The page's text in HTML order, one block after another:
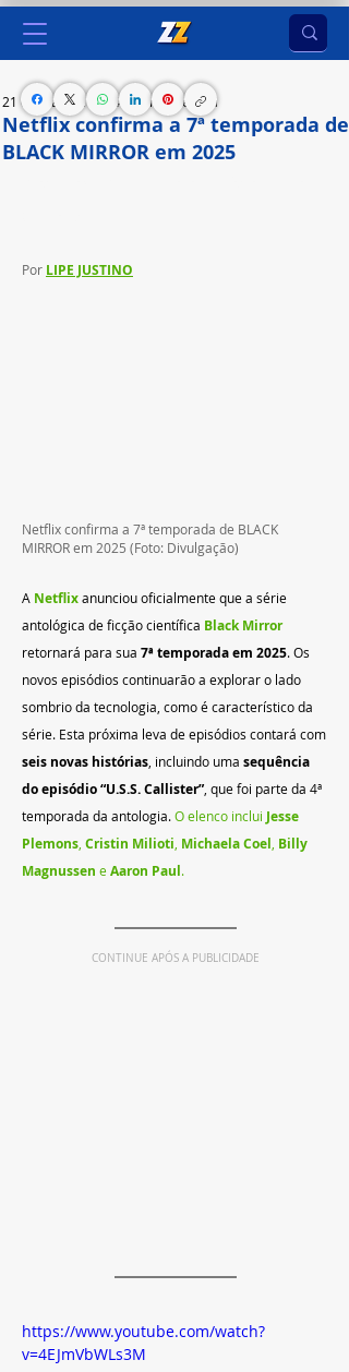
Netflix confirma a 7ª temporada de
BLACK MIRROR em 2025
21 de mar. de 2024 2 min de leitura
Por LIPE JUSTINO
Netflix confirma a 7ª temporada de BLACK
MIRROR em 2025 (Foto: Divulgação)
A Netflixanunciou oficialmente que a série
antológica de ficção científica Black Mirror
retornará para sua 7ª temporada em 2025. Os
novos episódios continuarão a explorar o lado
sombrio da tecnologia, como é característico da
série. Esta próxima leva de episódios contará com
seis novas histórias , incluindo uma sequência
do episódio “U.S.S. Callister” , que foi parte da 4ª
temporada da antologia. O elenco inclui Jesse
Plemons Cristin Milioti Michaela Coel Billy
Magnussen e Aaron Paul.
CONTINUE APÓS A PUBLICIDADE
https://www.youtube.com/watch?
v=4EJmVbWLs3M